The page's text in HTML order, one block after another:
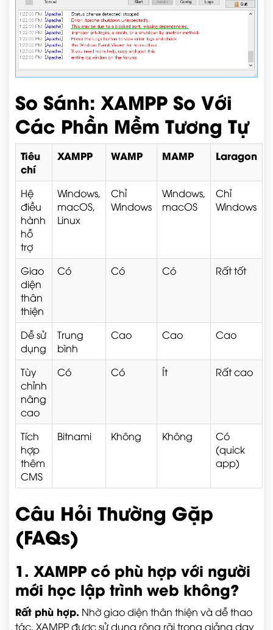
So Sánh: XAMPP So Với
Các Phần Mềm Tương Tự
Tiêu
chí
XAMPP WAMP MAMP Laragon
Hệ
điều
hành
hỗ
trợ
Windows,
macOS,
Linux
Chỉ
Windows
Windows,
macOS
Chỉ
Windows
Giao
diện
thân
thiện
Có Có Có Rất tốt
Dễ sử
dụng
Trung
bình
Cao Cao Cao
Tùy
chỉnh
nâng
cao
Có Có Ít Rất cao
Tích
hợp
thêm
CMS
Bitnami Không Không
Có
(quick
app)
Câu Hỏi Thường Gặp
(FAQs)
1. XAMPP có phù hợp với người
mới học lập trình web không?
Rất phù hợp. Nhờ giao diện thân thiện và dễ thao
tác, XAMPP được sử dụng rộng rãi trong giảng dạy